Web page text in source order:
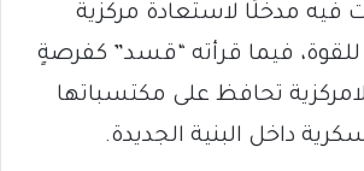
فيه مدخلًا لاستعادة مركزية
للقوة، فيما قرأته “قسد” كفرصةٍ
تحافظ على مكتسباتها
داخل البنية الجديدة.